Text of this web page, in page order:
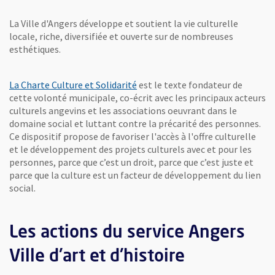
Ville d'art et d'histoire
La Ville d'Angers développe et soutient la vie culturelle
locale, riche, diversifiée et ouverte sur de nombreuses
esthétiques.
La Charte Culture et Solidarité est le texte fondateur de
cette volonté municipale, co-écrit avec les principaux acteurs
culturels angevins et les associations oeuvrant dans le
domaine social et luttant contre la précarité des personnes.
Ce dispositif propose de favoriser l'accès à l'offre culturelle
et le développement des projets culturels avec et pour les
personnes, parce que c’est un droit, parce que c’est juste et
parce que la culture est un facteur de développement du lien
social.
Les actions du service Angers
Ville d'art et d'histoire